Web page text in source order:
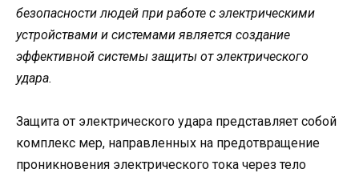
безопасности людей при работе с электрическими
устройствами и системами является создание
эффективной системы защиты от электрического
удара.
Защита от электрического удара представляет собой
комплекс мер, направленных на предотвращение
проникновения электрического тока через тело